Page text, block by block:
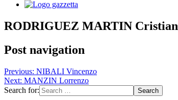
RODRIGUEZ MARTIN Cristian
Post navigation
Previous: NIBALI Vincenzo
Next: MANZIN Lorrenzo
Search for: